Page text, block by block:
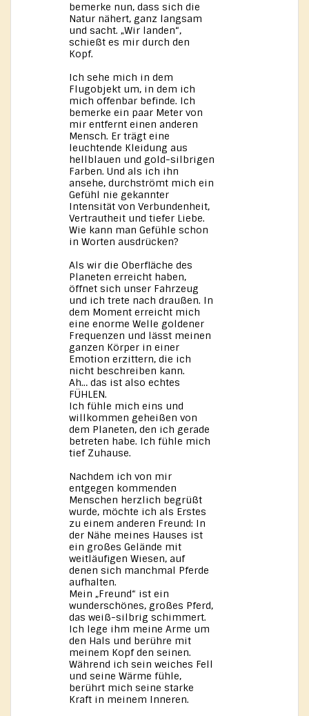
bemerke nun, dass sich die
Natur nähert, ganz langsam
und sacht. „Wir landen“,
schießt es mir durch den
Kopf.
Ich sehe mich in dem
Flugobjekt um, in dem ich
mich offenbar befinde. Ich
bemerke ein paar Meter von
mir entfernt einen anderen
Mensch. Er trägt eine
leuchtende Kleidung aus
hellblauen und gold-silbrigen
Farben. Und als ich ihn
ansehe, durchströmt mich ein
Gefühl nie gekannter
Intensität von Verbundenheit,
Vertrautheit und tiefer Liebe.
Wie kann man Gefühle schon
in Worten ausdrücken?
Als wir die Oberfläche des
Planeten erreicht haben,
öffnet sich unser Fahrzeug
und ich trete nach draußen. In
dem Moment erreicht mich
eine enorme Welle goldener
Frequenzen und lässt meinen
ganzen Körper in einer
Emotion erzittern, die ich
nicht beschreiben kann.
Ah… das ist also echtes
FÜHLEN.
Ich fühle mich eins und
willkommen geheißen von
dem Planeten, den ich gerade
betreten habe. Ich fühle mich
tief Zuhause.
Nachdem ich von mir
entgegen kommenden
Menschen herzlich begrüßt
wurde, möchte ich als Erstes
zu einem anderen Freund: In
der Nähe meines Hauses ist
ein großes Gelände mit
weitläufigen Wiesen, auf
denen sich manchmal Pferde
aufhalten.
Mein „Freund“ ist ein
wunderschönes, großes Pferd,
das weiß-silbrig schimmert.
Ich lege ihm meine Arme um
den Hals und berühre mit
meinem Kopf den seinen.
Während ich sein weiches Fell
und seine Wärme fühle,
berührt mich seine starke
Kraft in meinem Inneren.